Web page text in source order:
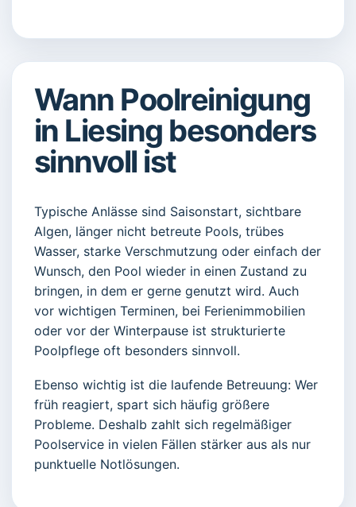
Wann Poolreinigung
in Liesing besonders
sinnvoll ist
Typische Anlässe sind Saisonstart, sichtbare
Algen, länger nicht betreute Pools, trübes
Wasser, starke Verschmutzung oder einfach der
Wunsch, den Pool wieder in einen Zustand zu
bringen, in dem er gerne genutzt wird. Auch
vor wichtigen Terminen, bei Ferienimmobilien
oder vor der Winterpause ist strukturierte
Poolpflege oft besonders sinnvoll.
Ebenso wichtig ist die laufende Betreuung: Wer
früh reagiert, spart sich häufig größere
Probleme. Deshalb zahlt sich regelmäßiger
Poolservice in vielen Fällen stärker aus als nur
punktuelle Notlösungen.